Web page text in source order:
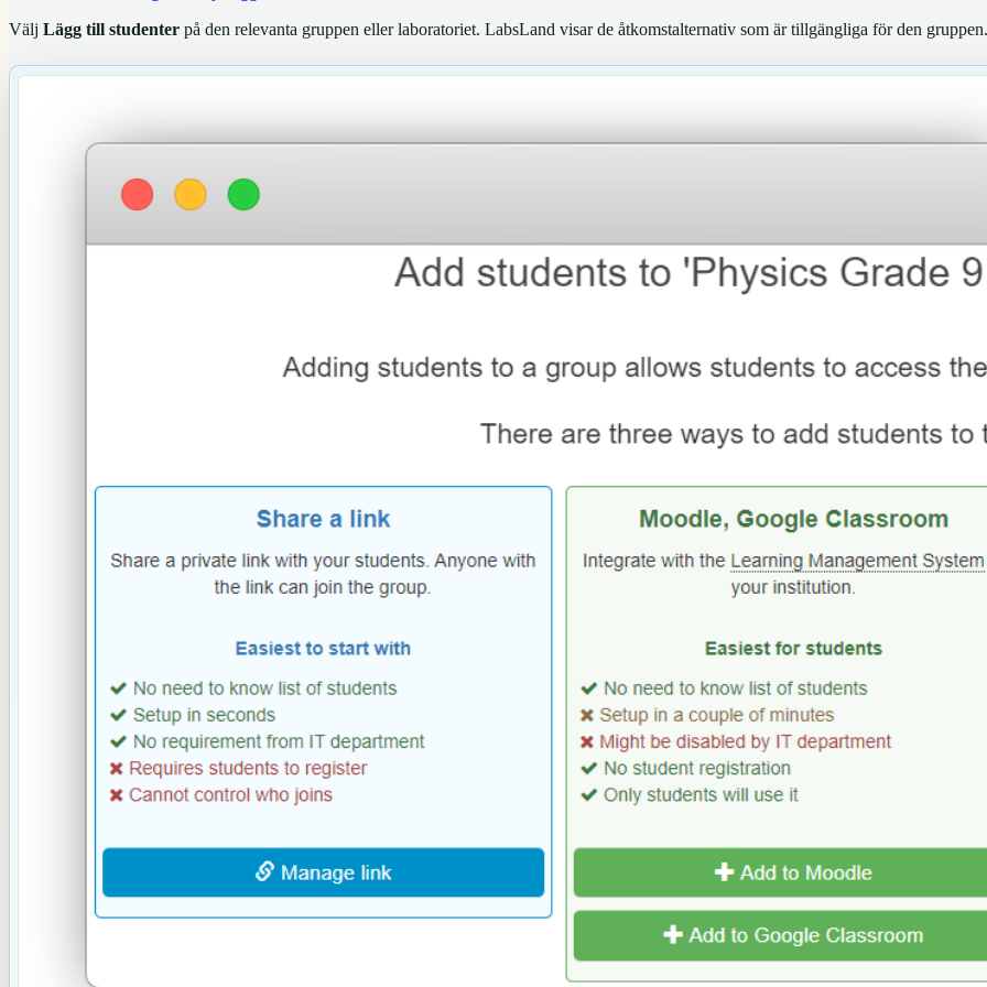
Välj Lägg till studenter på den relevanta gruppen eller laboratoriet. LabsLand visar de åtkomstalternativ som är tillgängliga för den gruppen.